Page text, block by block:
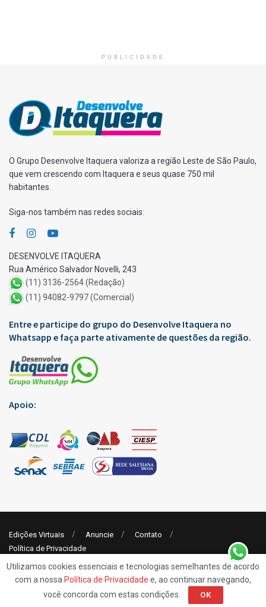
PUBLICIDADE
O Grupo Desenvolve Itaquera valoriza a região Leste de São Paulo,
que vem crescendo com Itaquera e seus quase 750 mil
habitantes.
Siga-nos também nas redes sociais:
DESENVOLVE ITAQUERA
Rua Américo Salvador Novelli, 243
(11) 3136-2564 (Redação)
(11) 94082-9797 (Comercial)
Entre e participe do grupo do Desenvolve Itaquera no
Whatsapp e faça parte ativamente de questões da região.
Apoio:
Edições Virtuais Anuncie
Contato
Política de Privacidade
- Jornal Desenvolve Itaquera
Utilizamos cookies essenciais e tecnologias semelhantes de acordo
com a nossa Política de Privacidade e, ao continuar navegando,
você concorda com estas condições.
OK